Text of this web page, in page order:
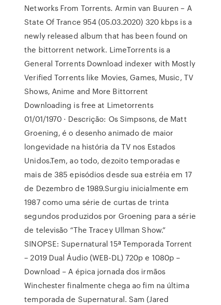
Networks From Torrents. Armin van Buuren – A
State Of Trance 954 (05.03.2020) 320 kbps is a
newly released album that has been found on
the bittorrent network. LimeTorrents is a
General Torrents Download indexer with Mostly
Verified Torrents like Movies, Games, Music, TV
Shows, Anime and More Bittorrent
Downloading is free at Limetorrents
01/01/1970 · Descrição: Os Simpsons, de Matt
Groening, é o desenho animado de maior
longevidade na história da TV nos Estados
Unidos.Tem, ao todo, dezoito temporadas e
mais de 385 episódios desde sua estréia em 17
de Dezembro de 1989.Surgiu inicialmente em
1987 como uma série de curtas de trinta
segundos produzidos por Groening para a série
de televisão “The Tracey Ullman Show.”
SINOPSE: Supernatural 15ª Temporada Torrent
– 2019 Dual Áudio (WEB-DL) 720p e 1080p –
Download – A épica jornada dos irmãos
Winchester finalmente chega ao fim na última
temporada de Supernatural. Sam (Jared